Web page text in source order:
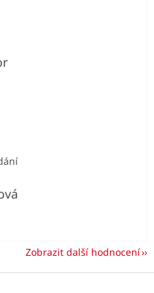
je 5 z 5 hvězdiček.
je 5 z 5 hvězdiček.
je 5 z 5 hvězdiček.
je 5 z 5 hvězdiček.
Zobrazit další hodnocení